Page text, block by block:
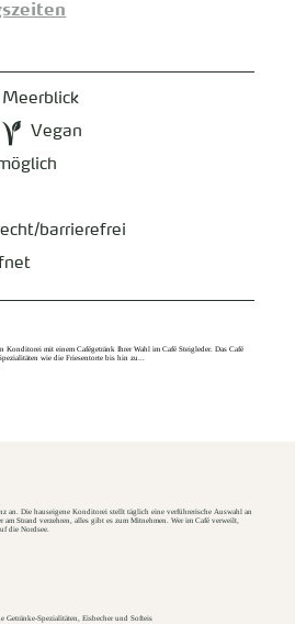
Meerblick
Vegan
barrierefrei
Konditorei mit einem Cafégetränk Ihrer Wahl im Café Steigleder. Das Café
wie die Friesentorte bis hin zu...
an. Die hauseigene Konditorei stellt täglich eine verführerische Auswahl an
am Strand verzehren, alles gibt es zum Mitnehmen. Wer im Café verweilt,
die Nordsee.
Spezialitäten, Eisbecher und Softeis